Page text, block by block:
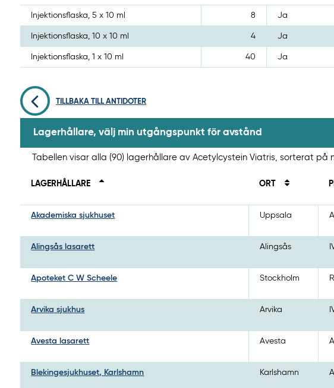
Injektionsflaska, 5 x 10 ml 8 Ja
Injektionsflaska, 10 x 10 ml 4 Ja
Injektionsflaska, 1 x 10 ml 40 Ja
TILLBAKA TILL ANTIDOTER
Lagerhållare, välj min utgångspunkt för avstånd
Tabellen visar alla (90) lagerhållare av Acetylcystein Viatris, sorterat på
LAGERHÅLLARE ORT
Akademiska sjukhuset Uppsala
Alingsås lasarett Alingsås
Apoteket C W Scheele Stockholm
Arvika sjukhus Arvika
Avesta lasarett Avesta
Blekingesjukhuset, Karlshamn Karlshamn